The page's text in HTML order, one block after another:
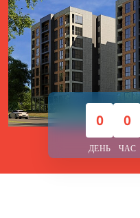
0
ДЕНЬ
0
ЧАС